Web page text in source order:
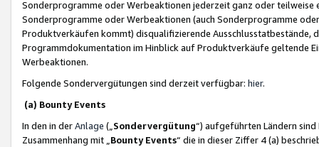
Sonderprogramme oder Werbeaktionen jederzeit ganz oder
Sonderprogramme oder Werbeaktionen (auch Sonderprogramme
Produktverkäufen kommt) disqualifizierende Ausschlusstatbestände,
Programmdokumentation im Hinblick auf Produktverkäufe geltende
Werbeaktionen.
Folgende Sondervergütungen sind derzeit verfügbar: hier.
(a) Bounty Events
In den in derAnlage („ Sondervergütung“) aufgeführten Ländern
Zusammenhang mit „ Bounty Events“ die in dieser Ziffer 4 (a)